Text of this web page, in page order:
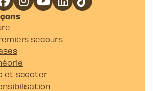
secours
et scooter